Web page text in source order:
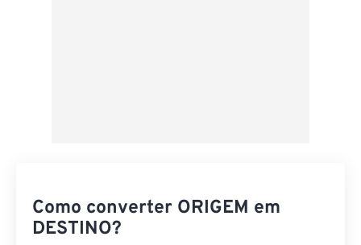
Como converter ORIGEM em
DESTINO?